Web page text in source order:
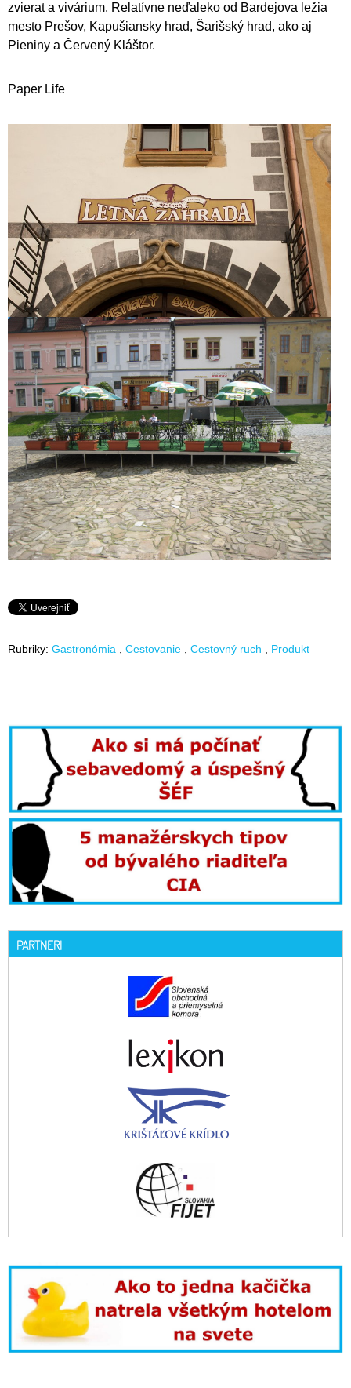
zvierat a vivárium. Relatívne neďaleko od Bardejova ležia
mesto Prešov, Kapušiansky hrad, Šarišský hrad, ako aj
Pieniny a Červený Kláštor.
Paper Life
Rubriky: Gastronómia Cestovanie Cestovný ruch Produkt
PARTNERI